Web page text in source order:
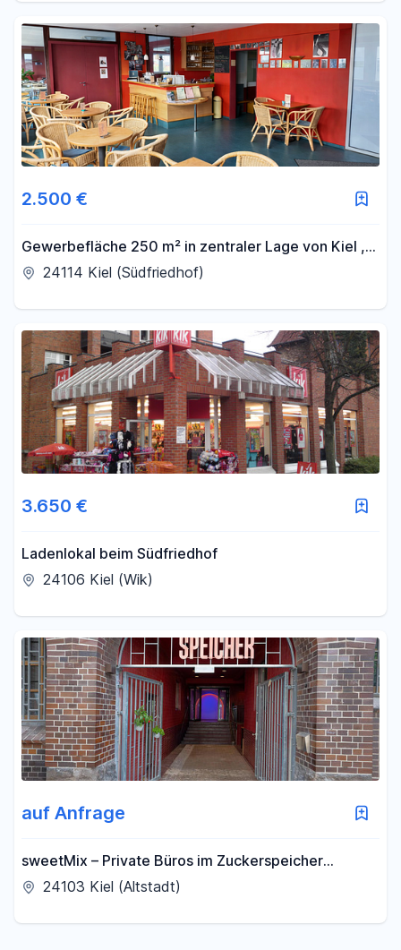
2.500 €
Gewerbefläche 250 m² in zentraler Lage von Kiel ,
Provisionsfrei
24114 Kiel (Südfriedhof)
3.650 €
Ladenlokal beim Südfriedhof
24106 Kiel (Wik)
auf Anfrage
sweetMix – Private Büros im Zuckerspeicher
(Kleinbüro, Einzelbüro, Doppelbüro, Co-Work)
24103 Kiel (Altstadt)